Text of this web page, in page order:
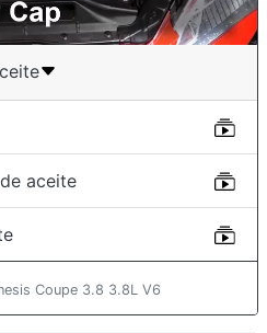
aceite
Coupe 3.8 3.8L V6